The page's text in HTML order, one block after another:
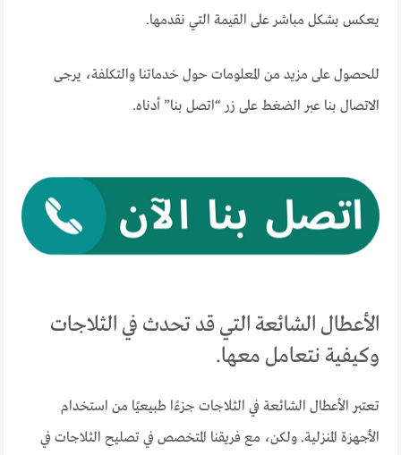
يعكس بشكل مباشر على القيمة التي نقدمها.
للحصول على مزيد من المعلومات حول خدماتنا والتكلفة، يرجى
الاتصال بنا عبر الضغط على زر “اتصل بنا” أدناه.
الأعطال الشائعة التي قد تحدث في الثلاجات
وكيفية نتعامل معها.
تعتبر الأعطال الشائعة في الثلاجات جزءًا طبيعيًا من استخدام
الأجهزة المنزلية. ولكن، مع فريقنا المتخصص في تصليح الثلاجات في